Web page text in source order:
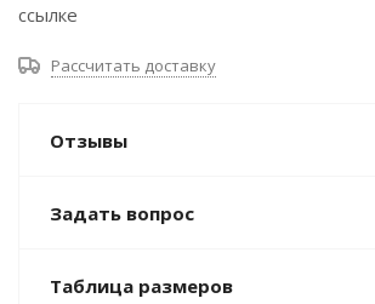
ссылке
Рассчитать доставку
Отзывы
Задать вопрос
Таблица размеров